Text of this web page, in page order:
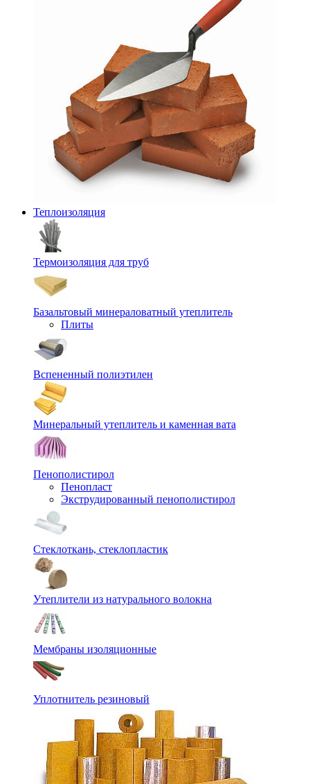
Теплоизоляция
Термоизоляция для труб
Базальтовый минераловатный утеплитель
Плиты
Вспененный полиэтилен
Минеральный утеплитель и каменная вата
Пенополистирол
Пенопласт
Экструдированный пенополистирол
Стеклоткань, стеклопластик
Утеплители из натурального волокна
Мембраны изоляционные
Уплотнитель резиновый